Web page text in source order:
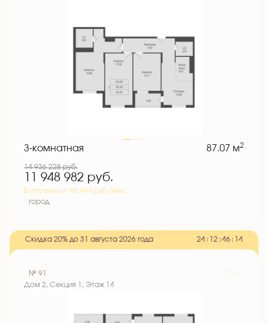
3-комнатная 87.07 м2
14 936 228руб.
11 948 982 руб.
В ипотеку от 48 944 руб./мес.
город
Скидка 20% до 31 августа 2026 года 24 : 1 2 : 46 : 1 3
№ 91
Дом 2, Секция 1, Этаж 14